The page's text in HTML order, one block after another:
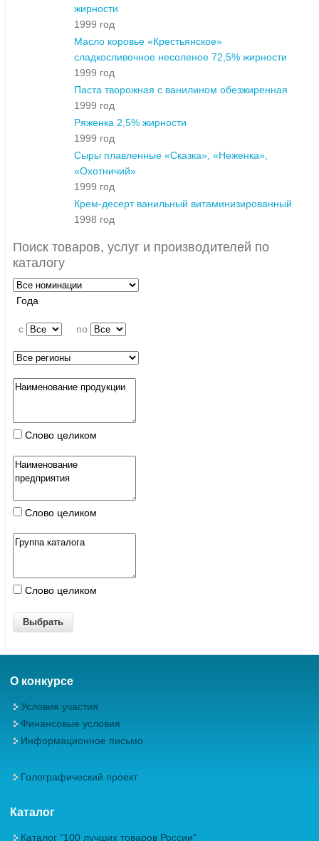
жирности
1999 год
Масло коровье «Крестьянское»
сладкосливочное несоленое 72,5% жирности
1999 год
Паста творожная с ванилином обезжиренная
1999 год
Ряженка 2,5% жирности
1999 год
Сыры плавленные «Сказка», «Неженка»,
«Охотничий»
1999 год
Крем-десерт ванильный витаминизированный
1998 год
Поиск товаров, услуг и производителей по
каталогу
Года
c по
Слово целиком
Слово целиком
Слово целиком
О конкурсе
Условия участия
Финансовые условия
Информационное письмо
Голографический проект
Каталог
Каталог "100 лучших товаров России"